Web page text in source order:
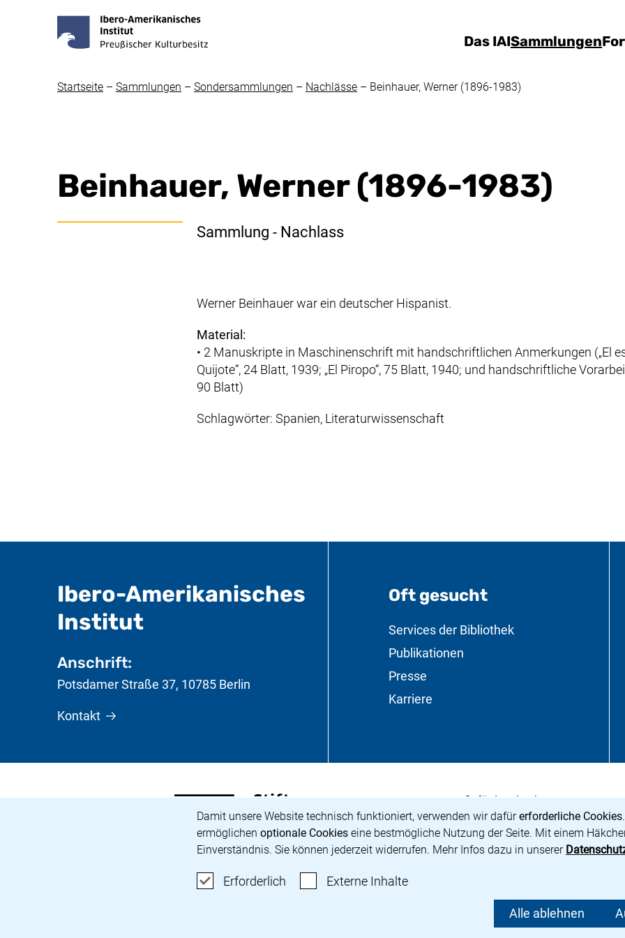
Damit unsere Website technisch funktioniert, verwenden wir dafürerforderliche Cookies
ermöglichen optionale Cookies eine bestmögliche Nutzung der Seite. Mit einem
Einverständnis. Sie können jederzeit widerrufen. Mehr Infos dazu in unserer
Erforderlich Erforderliche Cookies akzeptieren
Externe Inhalte: Externe Inhalte / Cookies akzeptieren
Alle ablehnen
Das IAISammlungen
Startseite – Sammlungen – Sondersammlungen – Nachlässe – Beinhauer, Werner (1896-1983)
Beinhauer, Werner (1896-1983)
Sammlung - Nachlass
Werner Beinhauer war ein deutscher Hispanist.
Material:
• 2 Manuskripte in Maschinenschrift mit handschriftlichen Anmerkungen („El
Quijote“, 24 Blatt, 1939; „El Piropo“, 75 Blatt, 1940; und handschriftliche
90 Blatt)
Schlagwörter: Spanien, Literaturwissenschaft
Ibero-Amerikanisches
Institut- nützliche Informationen
Anschrift:
Potsdamer Straße 37, 10785 Berlin
Kontakt
Oft gesucht
Services der Bibliothek
Publikationen
Presse
Karriere
Stiftung Preußischer Kulturbesitz
(externer Link, öffnet neues Fenster) Gefördert durch: